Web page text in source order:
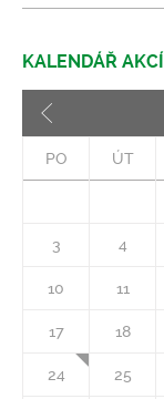
KALENDÁŘ AKCÍ
PO ÚT
3 4
10 11
17 18
24 25